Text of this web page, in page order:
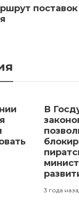
поставок
В
3 года